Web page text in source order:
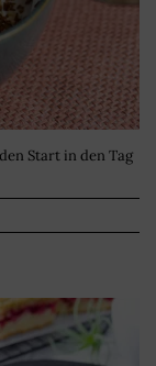
Start in den Tag